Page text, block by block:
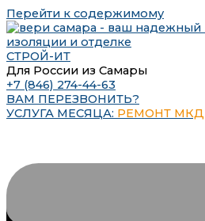
Перейти к содержимому
СТРОЙ-ИТ
Для России из Самары
+7 (846) 274-44-63
ВАМ ПЕРЕЗВОНИТЬ?
УСЛУГА МЕСЯЦА: РЕМОНТ МКД